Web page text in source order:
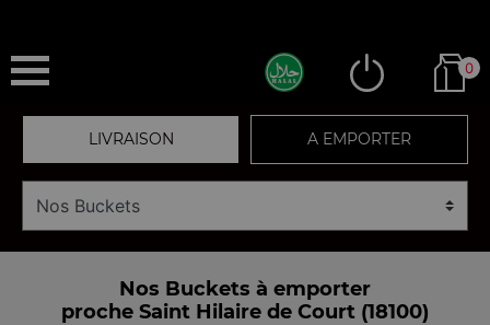
0
LIVRAISON A EMPORTER
Nos Buckets à emporter
proche Saint Hilaire de Court (18100)